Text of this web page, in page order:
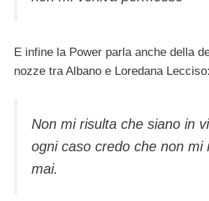
E infine la Power parla anche della
nozze tra Albano e Loredana Lecciso:
Non mi risulta che siano in
ogni caso credo che non mi
mai.